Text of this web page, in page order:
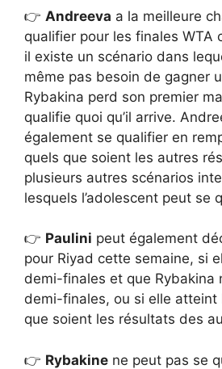
👉 Andreeva a la meilleure
qualifier pour les finales WTA
il existe un scénario dans
même pas besoin de gagner
Rybakina perd son premier
qualifie quoi qu’il arrive.
également se qualifier en
quels que soient les autres
plusieurs autres scénarios
lesquels l’adolescent peut se
👉 Paulini peut également
pour Riyad cette semaine, si
demi-finales et que Rybakina
demi-finales, ou si elle atteint
que soient les résultats des
👉 Rybakine ne peut pas se